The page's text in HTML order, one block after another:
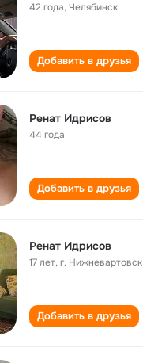
42 года,Челябинск
Добавить в друзья
Ренат Идрисов
44 года
Добавить в друзья
Ренат Идрисов
17 лет,г. Нижневартовск
Добавить в друзья